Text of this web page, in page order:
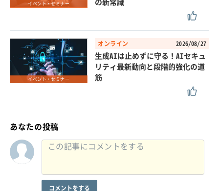
イベント・セミナー
イベント・セミナー
オンライン 2026/08/27
生成AIは止めずに守る！AIセキュ
リティ最新動向と段階的強化の道
筋
あなたの投稿
コメントをする